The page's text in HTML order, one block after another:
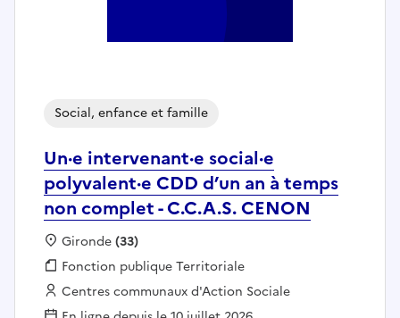
Un·e intervenant·e social·e
polyvalent·e CDD d’un an à temps
non complet - C.C.A.S. CENON
Social, enfance et famille
Localisation :
Gironde(33)
Fonction publique :
Fonction publique Territoriale
Employeur :
Centres communaux d'Action Sociale